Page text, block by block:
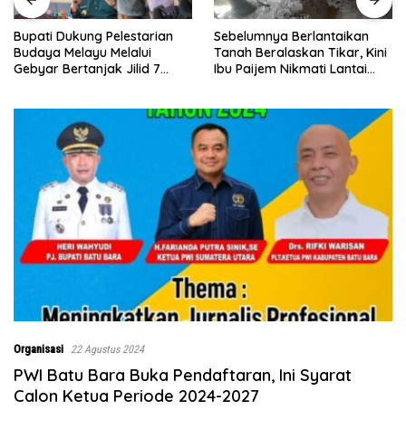
Sebelumnya Berlantaikan
Tanah Beralaskan Tikar, Kini
Ibu Paijem Nikmati Lantai
0208/Asahan
Jumat Berkah Polsek Lima
Puluh, Kapolsek Salomo
Sagala Salurkan Sembako
Organisasi 22 Agustus 2024
PWI Batu Bara Buka Pendaftaran, Ini Syarat
Calon Ketua Periode 2024-2027